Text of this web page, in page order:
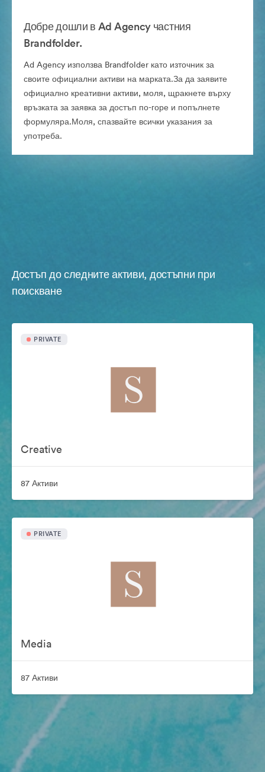
Добре дошли в Ad Agency частния
Brandfolder.
Ad Agency използва Brandfolder като източник за
своите официални активи на марката.За да заявите
официално креативни активи, моля, щракнете върху
връзката за заявка за достъп по-горе и попълнете
формуляра.Моля, спазвайте всички указания за
употреба.
Достъп до следните активи, достъпни при
поискване
PRIVATE
Creative
87 Активи
PRIVATE
Media
87 Активи